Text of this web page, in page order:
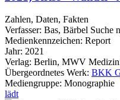
Zahlen, Daten, Fakten
Verfasser: Bas, Bärbel Suche
Medienkennzeichen: Report
Jahr: 2021
Verlag: Berlin, MWV
Übergeordnetes Werk: BKK
Mediengruppe: Monographie
lädt